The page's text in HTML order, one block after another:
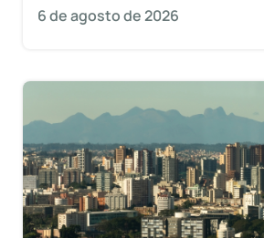
6 de agosto de 2026